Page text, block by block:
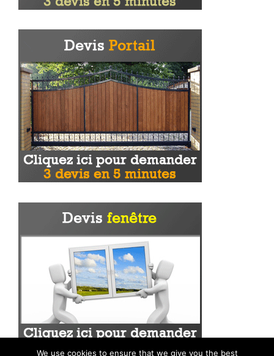
We use cookies to ensure that we give you the best